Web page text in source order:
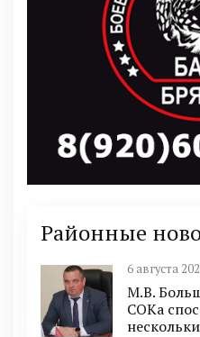
Районные
6 августа
М.В.
СОКа